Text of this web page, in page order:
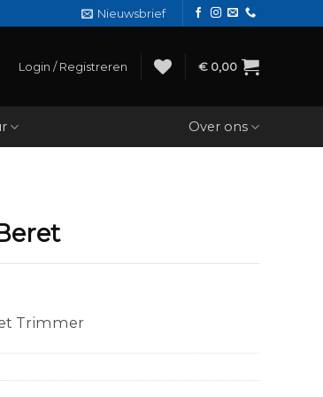
Nieuwsbrief
Login / Registreren € 0,00
Over ons
Trimmer